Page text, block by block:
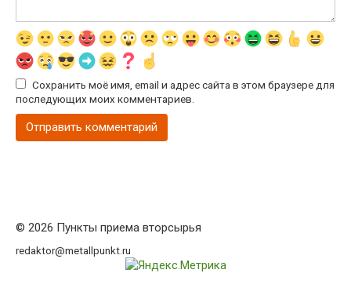
Сохранить моё имя, email и адрес сайта в этом браузере для
последующих моих комментариев.
© 2026 Пункты приема вторсырья
redaktor@metallpunkt.ru